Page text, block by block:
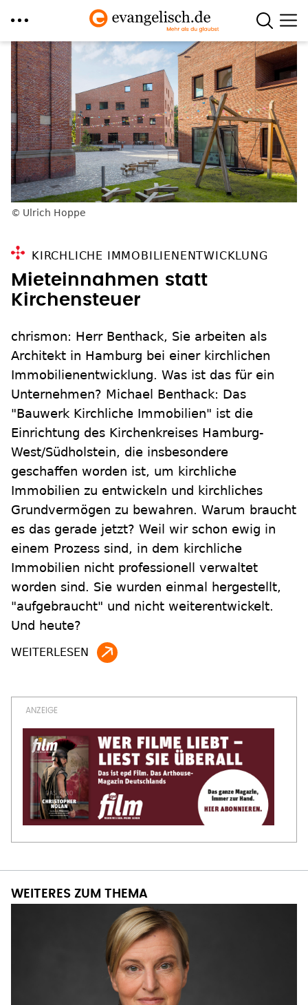
Direkt
zum
Inhalt
Ulrich Hoppe
KIRCHLICHE IMMOBILIENENTWICKLUNG
Mieteinnahmen statt
Kirchensteuer
chrismon: Herr Benthack, Sie arbeiten als
Architekt in Hamburg bei einer kirchlichen
Immobilienentwicklung. Was ist das für ein
Unternehmen? Michael Benthack: Das
"Bauwerk Kirchliche Immobilien" ist die
Einrichtung des Kirchenkreises Hamburg-
West/Südholstein, die insbesondere
geschaffen worden ist, um kirchliche
Immobilien zu entwickeln und kirchliches
Grundvermögen zu bewahren. Warum braucht
es das gerade jetzt? Weil wir schon ewig in
einem Prozess sind, in dem kirchliche
Immobilien nicht professionell verwaltet
worden sind. Sie wurden einmal hergestellt,
"aufgebraucht" und nicht weiterentwickelt.
Und heute?
WEITERES ZUM THEMA